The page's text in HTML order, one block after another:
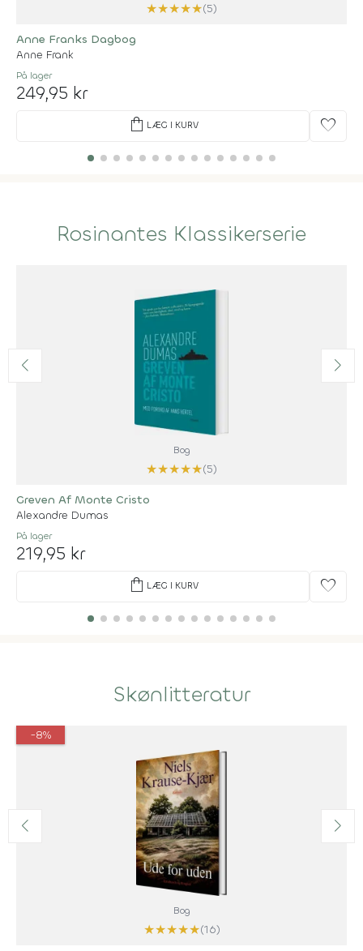
★★★★★(5)
Anne Franks Dagbog
Anne Frank
På lager
249,95 kr
shopping_bag LÆG I KURV favorite
Rosinantes Klassikerserie
Bog
★★★★★(5)
Greven Af Monte Cristo
Alexandre Dumas
På lager
219,95 kr
shopping_bag LÆG I KURV favorite
Skønlitteratur
-8%
Bog
★★★★★(16)